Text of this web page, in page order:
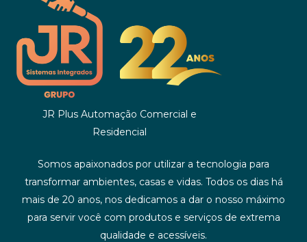
JR Plus Automação Comercial e
Residencial
Somos apaixonados por utilizar a tecnologia para
transformar ambientes, casas e vidas. Todos os dias há
mais de 20 anos, nos dedicamos a dar o nosso máximo
para servir você com produtos e serviços de extrema
qualidade e acessíveis.